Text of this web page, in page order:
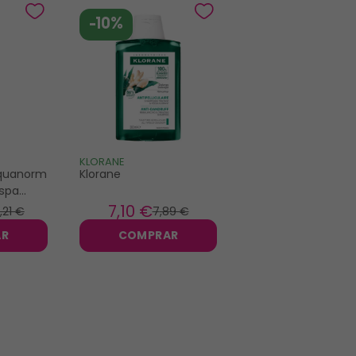
,21 €
-10%
KLORANE
Klorane
7,89 €
7,10 €
COMPRAR